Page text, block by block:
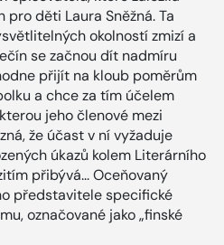
děti Laura Sněžná. Ta
okolností zmizí a
se začnou dít nadmíru
přijít na kloub poměrům
a chce za tím účelem
jeho členové mezi
že účast v ní vyžaduje
úkazů kolem Literárního
přibývá... Oceňovaný
představitele specifické
označované jako „finské